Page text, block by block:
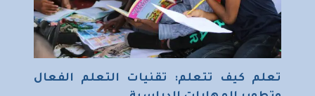
تعلم كيف تتعلم: تقنيات التعلم الفعال